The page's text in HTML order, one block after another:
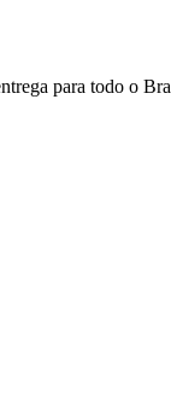
para todo o